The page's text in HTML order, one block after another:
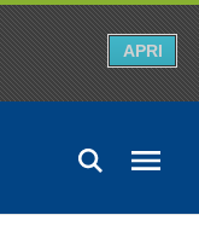
APRI